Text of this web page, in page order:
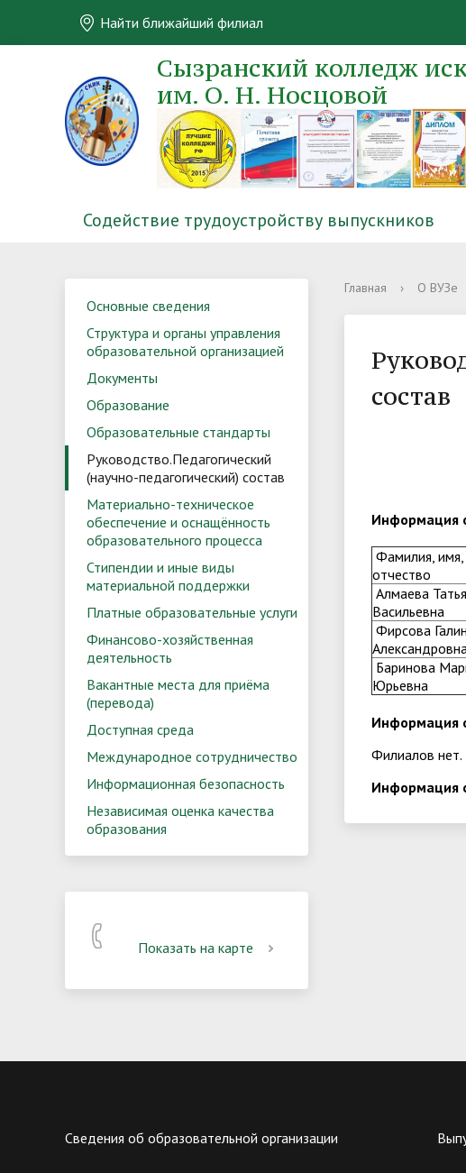
Найти ближайший филиал
Сызранский колледж
им. О. Н. Носцовой
Содействие трудоустройству выпускников
Основные сведения
Структура и органы управления
образовательной организацией
Документы
Образование
Образовательные стандарты
Руководство.Педагогический
(научно-педагогический) состав
Материально-техническое
обеспечение и оснащённость
образовательного процесса
Стипендии и иные виды
материальной поддержки
Платные образовательные услуги
Финансово-хозяйственная
деятельность
Вакантные места для приёма
(перевода)
Доступная среда
Международное сотрудничество
Информационная безопасность
Независимая оценка качества
образования
Показать на карте
Главная › О ВУЗе
состав
Информация
Фамилия, имя,
отчество
Алмаева
Васильевна
Фирсова
Баринова
Юрьевна
Информация
Филиалов нет.
Информация
Сведения об образовательной организации